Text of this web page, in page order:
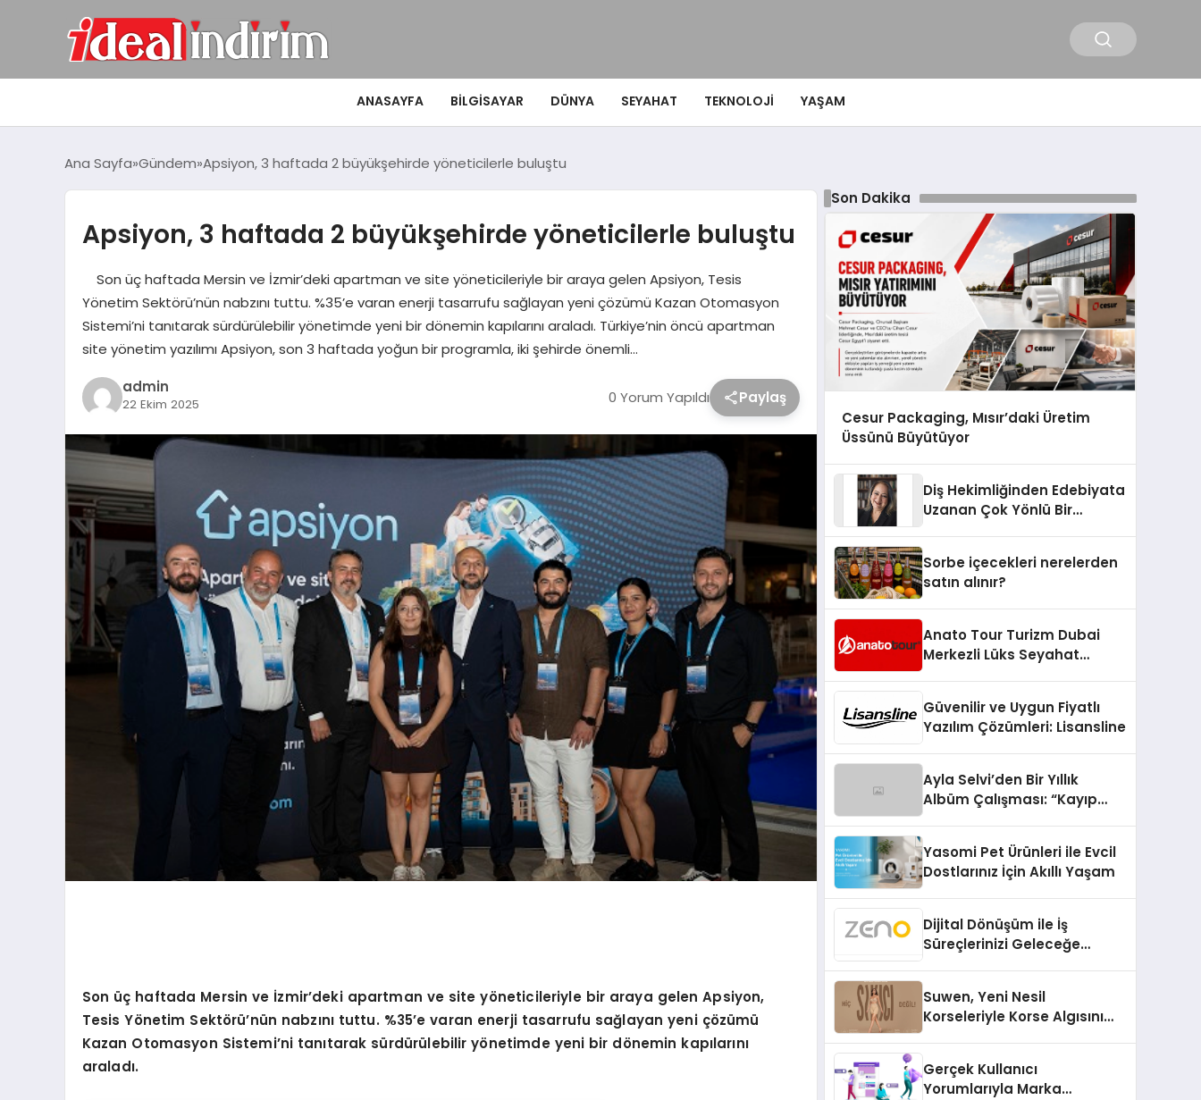
ANASAYFA BILGISAYAR DÜNYA SEYAHAT TEKNOLOJI YAŞAM
Ana Sayfa Gündem Apsiyon, 3 haftada 2 büyükşehirde yöneticilerle buluştu
Apsiyon, 3 haftada 2 büyükşehirde yöneticilerle buluştu
Son üç haftada Mersin ve İzmir’deki apartman ve site yöneticileriyle bir araya gelen Apsiyon, Tesis
Yönetim Sektörü’nün nabzını tuttu. %35’e varan enerji tasarrufu sağlayan yeni çözümü Kazan Otomasyon
Sistemi’ni tanıtarak sürdürülebilir yönetimde yeni bir dönemin kapılarını araladı. Türkiye’nin öncü apartman
site yönetim yazılımı Apsiyon, son 3 haftada yoğun bir programla, iki şehirde önemli…
admin
22 Ekim 2025 0 Yorum Yapıldı Paylaş
Son üç haftada Mersin ve İzmir’deki apartman ve site yöneticileriyle bir araya gelen Apsiyon,
Tesis Yönetim Sektörü’nün nabzını tuttu. %35’e varan enerji tasarrufu sağlayan yeni çözümü
Kazan Otomasyon Sistemi’ni tanıtarak sürdürülebilir yönetimde yeni bir dönemin kapılarını
araladı.
Son Dakika
Cesur Packaging, Mısır’daki Üretim
Üssünü Büyütüyor
Diş Hekimliğinden Edebiyata
Uzanan Çok Yönlü Bir
Sorbe içecekleri nerelerden
satın alınır?
Anato Tour Turizm Dubai
Merkezli Lüks Seyahat
Güvenilir ve Uygun Fiyatlı
Yazılım Çözümleri: Lisansline
Ayla Selvi’den Bir Yıllık
Albüm Çalışması: “Kayıp
Yasomi Pet Ürünleri ile Evcil
Dostlarınız İçin Akıllı Yaşam
Dijital Dönüşüm ile İş
Süreçlerinizi Geleceğe
Suwen, Yeni Nesil
Korseleriyle Korse Algısını
Gerçek Kullanıcı
Yorumlarıyla Marka